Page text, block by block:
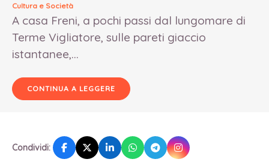
Cultura e Società
A casa Freni, a pochi passi dal lungomare di
Terme Vigliatore, sulle pareti giaccio
istantanee,...
CONTINUA A LEGGERE
Condividi: